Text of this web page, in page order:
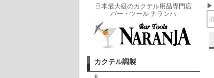
日本最大級のカクテル用品専門店
バー・ツール ナランハ
カクテル調製